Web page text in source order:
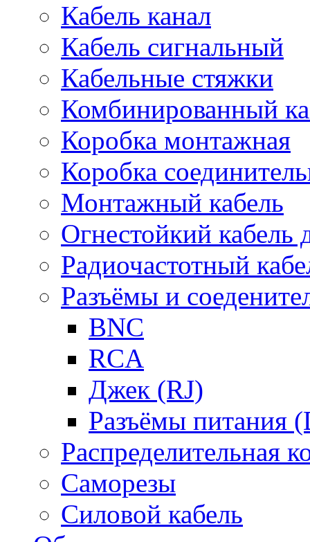
Кабель канал
Кабель сигнальный
Кабельные стяжки
Комбинированный
Коробка монтажная
Коробка
Монтажный кабель
Огнестойкий
Радиочастотный
Разъёмы и
BNC
RCA
Джек (RJ)
Разъёмы питания
Распределительная
Саморезы
Силовой кабель